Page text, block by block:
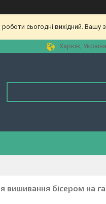
сьогодні вихідний.
Харків, Україна
вишивання бісером на